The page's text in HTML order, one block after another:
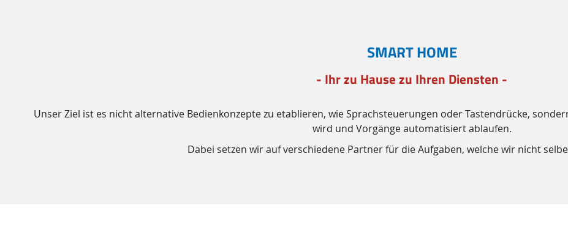
SMART HOME
- Ihr zu Hause zu Ihren Diensten -
Unser Ziel ist es nicht alternative Bedienkonzepte zu etablieren, wie Sprachsteuerungen oder Tastendrücke,
wird und Vorgänge automatisiert ablaufen.
Dabei setzen wir auf verschiedene Partner für die Aufgaben, welche wir nicht